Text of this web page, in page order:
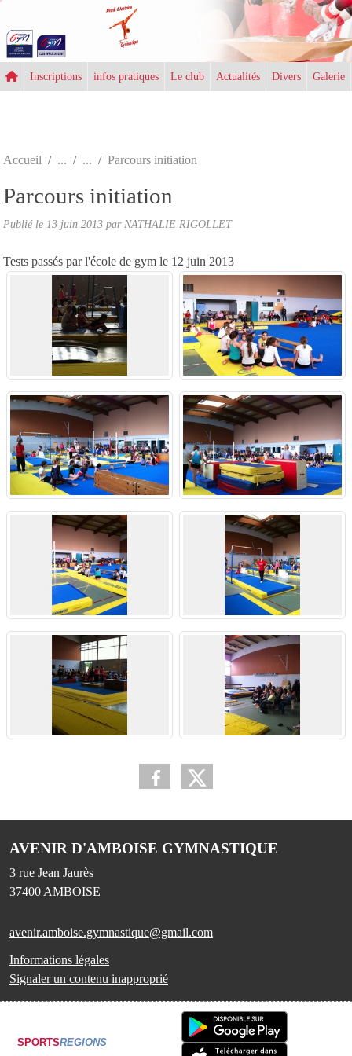
Inscriptions infos pratiques Le club Actualités Divers Galerie
Accueil Parcours initiation
Parcours initiation
Publié le 13 juin 2013 par NATHALIE RIGOLLET
Tests passés par l'école de gym le 12 juin 2013
AVENIR D'AMBOISE GYMNASTIQUE
3 rue Jean Jaurès
37400 AMBOISE
avenir.amboise.gymnastique@gmail.com
Informations légales
Signaler un contenu inapproprié
SPORTSREGIONS
Panneau de gestion des cookies